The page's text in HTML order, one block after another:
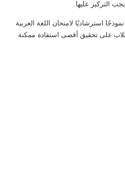
التركيز عليها.
استرشاديًا لامتحان اللغة العربية
على تحقيق أقصى استفادة ممكنة